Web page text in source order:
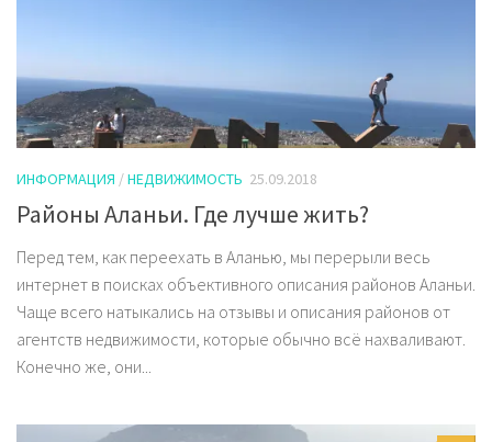
ИНФОРМАЦИЯ /НЕДВИЖИМОСТЬ 25.09.2018
Районы Аланьи. Где лучше жить?
Перед тем, как переехать в Аланью, мы перерыли весь
интернет в поисках объективного описания районов Аланьи.
Чаще всего натыкались на отзывы и описания районов от
агентств недвижимости, которые обычно всё нахваливают.
Конечно же, они...